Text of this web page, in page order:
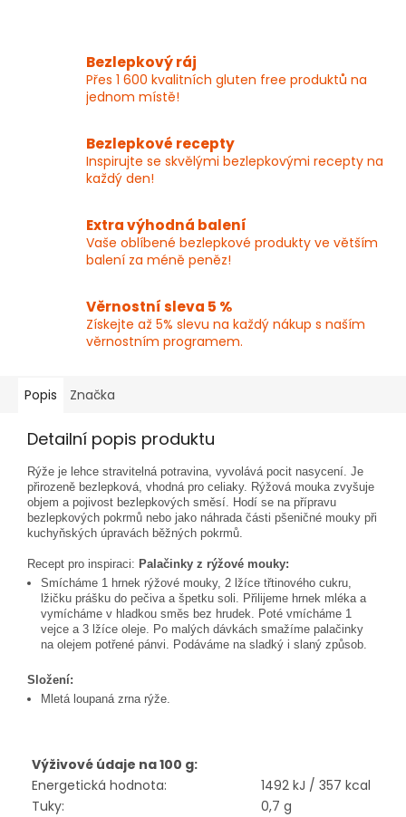
Bezlepkový ráj
Přes 1 600 kvalitních gluten free produktů na
jednom místě!
Bezlepkové recepty
Inspirujte se skvělými bezlepkovými recepty na
každý den!
Extra výhodná balení
Vaše oblíbené bezlepkové produkty ve větším
balení za méně peněz!
Věrnostní sleva 5 %
Získejte až 5% slevu na každý nákup s naším
věrnostním programem.
Popis Značka
Detailní popis produktu
Rýže je lehce stravitelná potravina, vyvolává pocit nasycení. Je
přirozeně bezlepková, vhodná pro celiaky. Rýžová mouka zvyšuje
objem a pojivost bezlepkových směsí. Hodí se na přípravu
bezlepkových pokrmů nebo jako náhrada části pšeničné mouky při
kuchyňských úpravách běžných pokrmů.
Recept pro inspiraci: Palačinky z rýžové mouky:
Smícháme 1 hrnek rýžové mouky, 2 lžíce třtinového cukru,
lžičku prášku do pečiva a špetku soli. Přilijeme hrnek mléka a
vymícháme v hladkou směs bez hrudek. Poté vmícháme 1
vejce a 3 lžíce oleje. Po malých dávkách smažíme palačinky
na olejem potřené pánvi. Podáváme na sladký i slaný způsob.
Složení:
Mletá loupaná zrna rýže.
Výživové údaje na 100 g:
Energetická hodnota:
1492 kJ / 357 kcal
Tuky:
0,7 g